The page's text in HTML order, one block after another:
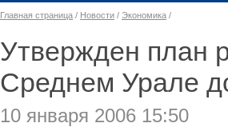
Главная страница / Новости / Экономика /
Утвержден план
Среднем Урале
10 января 2006 15:50